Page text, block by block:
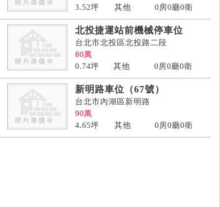
3.52坪 其他 0房0廳0衛
北投捷運站前機械停車位
台北市北投區北投路二段
80萬
0.74坪 其他 0房0廳0衛
新明路車位（67號）
台北市內湖區新明路
90萬
4.65坪 其他 0房0廳0衛